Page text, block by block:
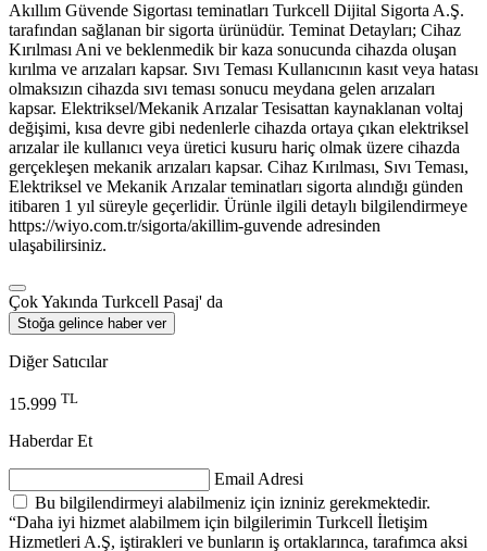
Akıllım Güvende Sigortası teminatları Turkcell Dijital Sigorta A.Ş.
tarafından sağlanan bir sigorta ürünüdür. Teminat Detayları; Cihaz
Kırılması Ani ve beklenmedik bir kaza sonucunda cihazda oluşan
kırılma ve arızaları kapsar. Sıvı Teması Kullanıcının kasıt veya hatası
olmaksızın cihazda sıvı teması sonucu meydana gelen arızaları
kapsar. Elektriksel/Mekanik Arızalar Tesisattan kaynaklanan voltaj
değişimi, kısa devre gibi nedenlerle cihazda ortaya çıkan elektriksel
arızalar ile kullanıcı veya üretici kusuru hariç olmak üzere cihazda
gerçekleşen mekanik arızaları kapsar. Cihaz Kırılması, Sıvı Teması,
Elektriksel ve Mekanik Arızalar teminatları sigorta alındığı günden
itibaren 1 yıl süreyle geçerlidir. Ürünle ilgili detaylı bilgilendirmeye
https://wiyo.com.tr/sigorta/akillim-guvende adresinden
ulaşabilirsiniz.
Çok Yakında Turkcell Pasaj' da
Stoğa gelince haber ver
Diğer Satıcılar
15.999 TL
Haberdar Et
Email Adresi
Bu bilgilendirmeyi alabilmeniz için izniniz gerekmektedir.
“Daha iyi hizmet alabilmem için bilgilerimin Turkcell İletişim
Hizmetleri A.Ş, iştirakleri ve bunların iş ortaklarınca, tarafımca aksi